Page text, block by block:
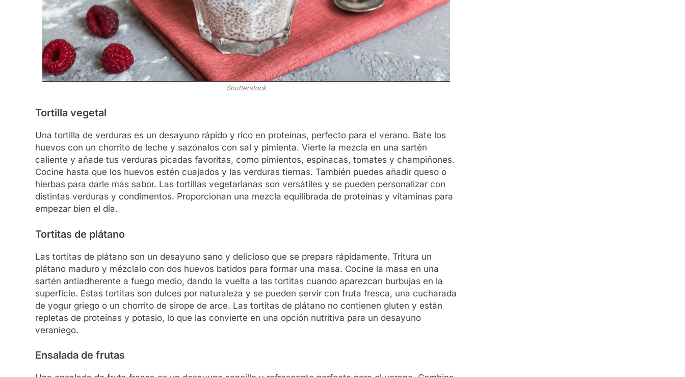
Shutterstock
Tortilla vegetal
Una tortilla de verduras es un desayuno rápido y rico en proteínas, perfecto para el verano. Bate los
huevos con un chorrito de leche y sazónalos con sal y pimienta. Vierte la mezcla en una sartén
caliente y añade tus verduras picadas favoritas, como pimientos, espinacas, tomates y champiñones.
Cocine hasta que los huevos estén cuajados y las verduras tiernas. También puedes añadir queso o
hierbas para darle más sabor. Las tortillas vegetarianas son versátiles y se pueden personalizar con
distintas verduras y condimentos. Proporcionan una mezcla equilibrada de proteínas y vitaminas para
empezar bien el día.
Tortitas de plátano
Las tortitas de plátano son un desayuno sano y delicioso que se prepara rápidamente. Tritura un
plátano maduro y mézclalo con dos huevos batidos para formar una masa. Cocine la masa en una
sartén antiadherente a fuego medio, dando la vuelta a las tortitas cuando aparezcan burbujas en la
superficie. Estas tortitas son dulces por naturaleza y se pueden servir con fruta fresca, una cucharada
de yogur griego o un chorrito de sirope de arce. Las tortitas de plátano no contienen gluten y están
repletas de proteínas y potasio, lo que las convierte en una opción nutritiva para un desayuno
veraniego.
Ensalada de frutas